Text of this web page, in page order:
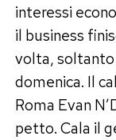
interessi
il business
volta, soltanto
domenica. Il
Roma Evan
petto. Cala il